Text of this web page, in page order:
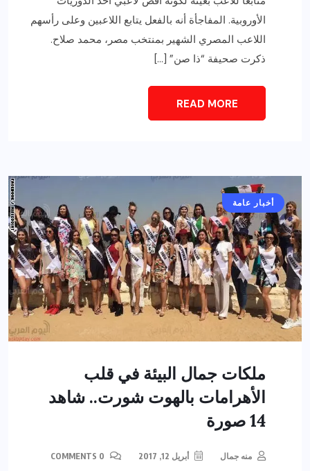
الأوروبية. المفاجأة أنه بالفعل يتابع اللاعبين وعلى رأسهم
اللاعب المصري الشهير بمنتخب مصر، محمد صلاح.
ذكرت صحيفة “ذا صن” […]
READ MORE
أخبار عامة
ملكات جمال البيئة في قلب
الأهرامات بالهوت شورت.. شاهد
14 صورة
منه جمال أبريل 12, 2017